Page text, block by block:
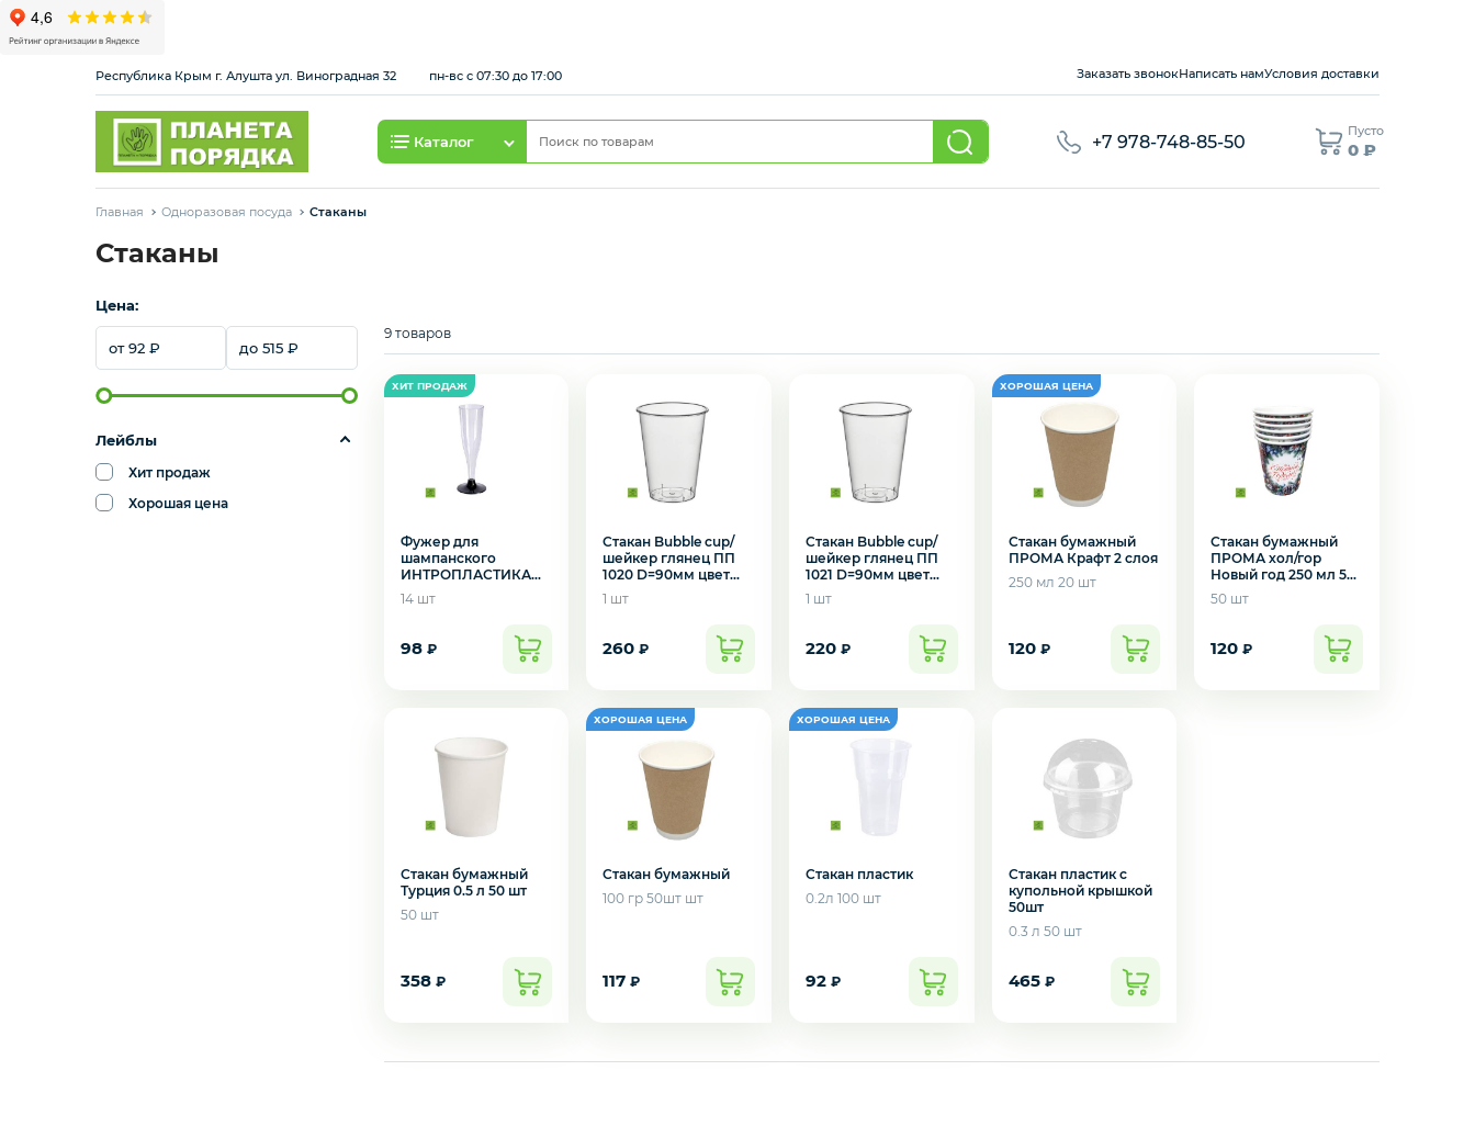
Республика Крым г. Алушта ул. Виноградная 32 пн-вс с 07:30 до 17:00 Заказать звонокНаписать намУсловия доставки
Каталог +7 978-748-85-50
Пусто
0 ₽
Товары для отелей
Бумажная продукция
Пакеты
Главная Одноразовая посуда Стаканы
Стаканы
Цена:
92 515
Лейблы
Хит продаж
Хорошая цена
9 товаров
Фужер для
шампанского
ИНТРОПЛАСТИКА
150 мл 14 шт
14 шт
98 ₽
Стакан Bubble cup/
шейкер глянец ПП
1020 D=90мм цвет
прозрачный 375/410
мл
1 шт
260 ₽
Стакан Bubble cup/
шейкер глянец ПП
1021 D=90мм цвет
прозрачный
455/500мл
1 шт
220 ₽
Стакан бумажный
ПРОМА Крафт 2 слоя
250 мл 20 шт
120 ₽
Стакан бумажный
ПРОМА хол/гор
Новый год 250 мл 50
шт
50 шт
120 ₽
Стакан бумажный
Турция 0.5 л 50 шт
50 шт
358 ₽
Стакан бумажный
100 гр 50шт шт
117 ₽
Стакан пластик
0.2л 100 шт
92 ₽
Стакан пластик с
купольной крышкой
50шт
0.3 л 50 шт
465 ₽
Желаете подозвать сотрудника